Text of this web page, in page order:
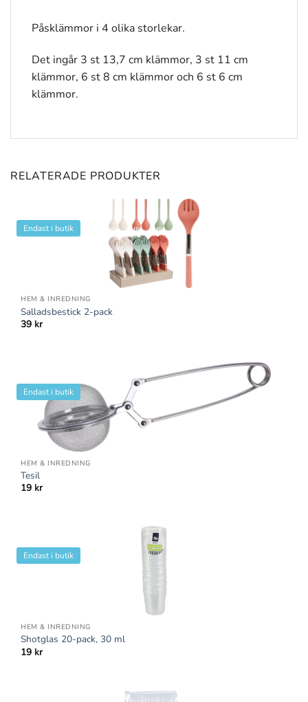
Påsklämmor i 4 olika storlekar.
Det ingår 3 st 13,7 cm klämmor, 3 st 11 cm
klämmor, 6 st 8 cm klämmor och 6 st 6 cm
klämmor.
RELATERADE PRODUKTER
Endast i butik
HEM & INREDNING
Salladsbestick 2-pack
39 kr
Endast i butik
HEM & INREDNING
Tesil
19 kr
Endast i butik
HEM & INREDNING
Shotglas 20-pack, 30 ml
19 kr